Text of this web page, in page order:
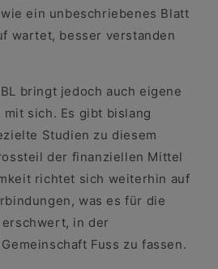
ein unbeschriebenes Blatt
wartet, besser verstanden
bringt jedoch auch eigene
sich. Es gibt bislang
Studien zu diesem
der finanziellen Mittel
richtet sich weiterhin auf
was es für die
in der
Fuss zu fassen.